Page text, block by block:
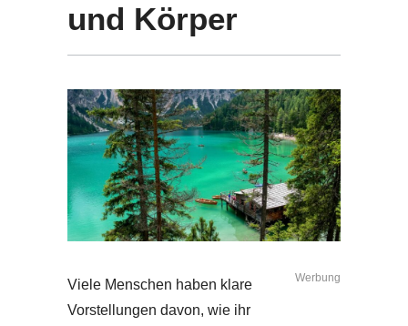
und Körper
Viele Menschen haben klare
Vorstellungen davon, wie ihr
Werbung